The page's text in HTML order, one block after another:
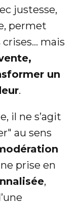
justesse,
permet
mais
un
.
il ne s’agit
au sens
prise en
,